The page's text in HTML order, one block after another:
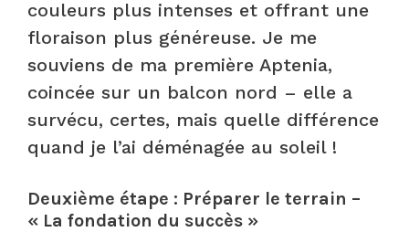
couleurs plus intenses et offrant une
floraison plus généreuse. Je me
souviens de ma première Aptenia,
coincée sur un balcon nord – elle a
survécu, certes, mais quelle différence
quand je l’ai déménagée au soleil !
Deuxième étape : Préparer le terrain –
« La fondation du succès »